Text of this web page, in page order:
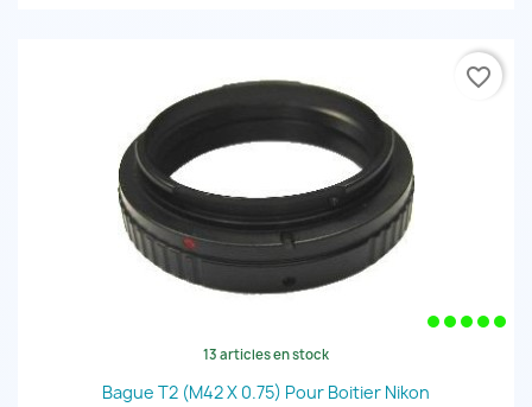
13 articles en stock
Bague T2 (M42 X 0.75) Pour Boitier Nikon
favorite_border